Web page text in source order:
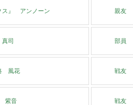
ス』 アンノーン 親友
司 部員
風花 戦友
紫音 戦友